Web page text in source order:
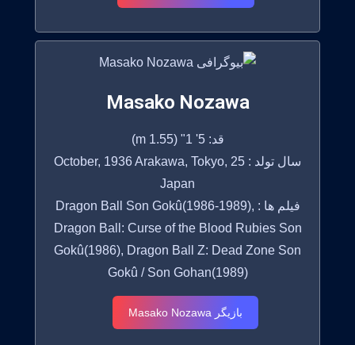
Masako Nozawa
قد: 5' 1" (1.55 m)
سال تولد : 25 October, 1936 Arakawa, Tokyo,
Japan
فیلم ها : Dragon Ball Son Gokû(1986-1989),
Dragon Ball: Curse of the Blood Rubies Son
Gokû(1986), Dragon Ball Z: Dead Zone Son
Gokû / Son Gohan(1989)
بازیگر Masako Nozawa